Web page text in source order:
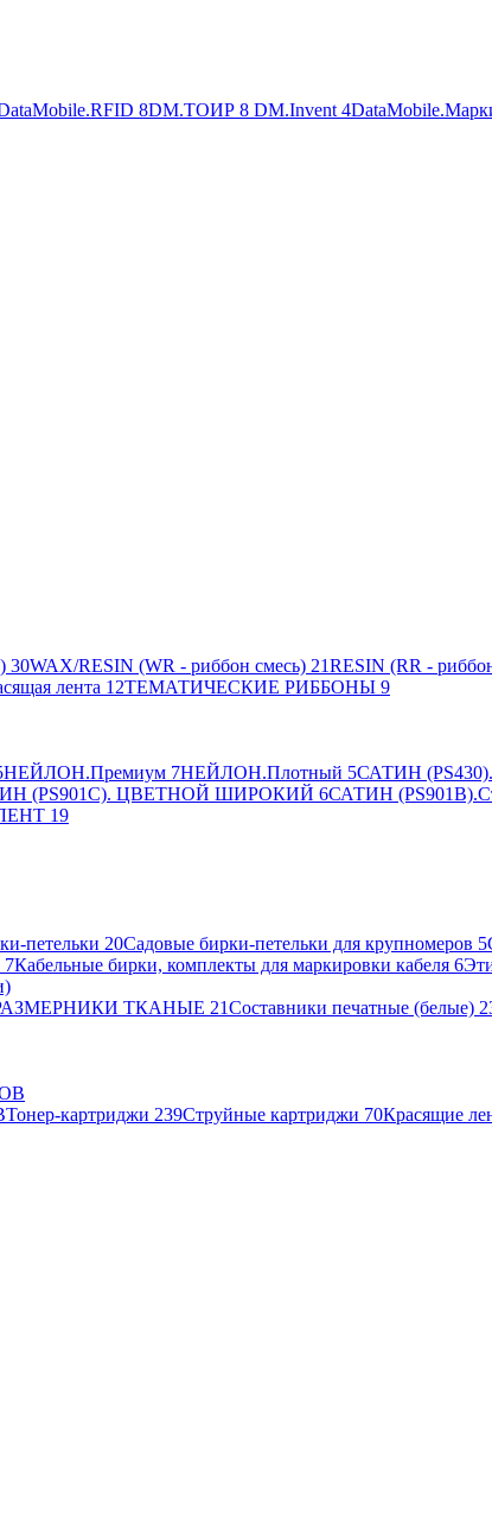
8DM.ТОИР 8 DM.Invent 4
30WAX/RESIN (WR - риббон смесь) 21RESIN (RR -
лента 12ТЕМАТИЧЕСКИЕ РИББОНЫ 9
НЕЙЛОН.Премиум 7НЕЙЛОН.Плотный 5САТИН
(PS901C). ЦВЕТНОЙ ШИРОКИЙ 6САТИН
19
петельки 20Садовые бирки-петельки для крупномеров 5
7Кабельные бирки, комплекты для маркировки кабеля 6
ТКАНЫЕ 21Составники печатные (белые)
Тонер-картриджи 239Струйные картриджи 70Красящие